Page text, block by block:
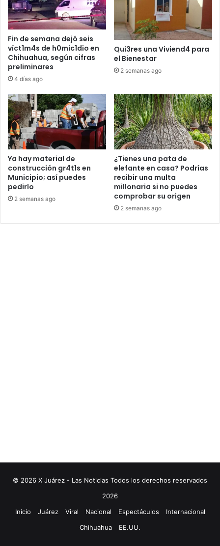
Fin de semana dejó seis
víct1m4s de h0mic1dio en
Chihuahua, según cifras
preliminares
4 días ago
Qui3res una Viviend4 para
el Bienestar
2 semanas ago
Ya hay material de
construcción gr4t1s en
Municipio; así puedes
pedirlo
2 semanas ago
¿Tienes una pata de
elefante en casa? Podrías
recibir una multa
millonaria si no puedes
comprobar su origen
2 semanas ago
© 2026 X Juárez - Las Noticias Todos los derechos reservados
2026
Inicio
Juárez Viral Nacional Espectáculos
Internacional
Chihuahua
EE.UU.